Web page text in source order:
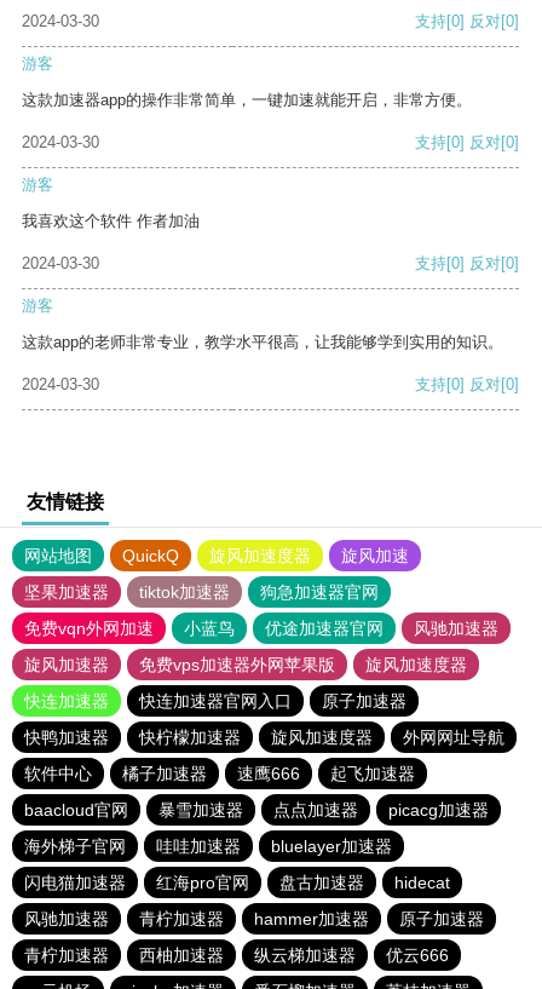
2024-03-30 支持[0] 反对[0]
游客
这款加速器app的操作非常简单，一键加速就能开启，非常方便。
2024-03-30 支持[0] 反对[0]
游客
我喜欢这个软件 作者加油
2024-03-30 支持[0] 反对[0]
游客
这款app的老师非常专业，教学水平很高，让我能够学到实用的知识。
2024-03-30 支持[0] 反对[0]
友情链接
网站地图 QuickQ 旋风加速度器
旋风加速
坚果加速器
tiktok加速器
狗急加速器官网
免费vqn外网加速
小蓝鸟 优途加速器官网
风驰加速器
旋风加速器
免费vps加速器外网苹果版
旋风加速度器
快连加速器
快连加速器官网入口
原子加速器
快鸭加速器
快柠檬加速器 旋风加速度器
外网网址导航
软件中心
橘子加速器 速鹰666
起飞加速器
baacloud官网
暴雪加速器 点点加速器
picacg加速器
海外梯子官网
哇哇加速器
bluelayer加速器
闪电猫加速器
红海pro官网 盘古加速器
hidecat
风驰加速器
青柠加速器 hammer加速器
原子加速器
青柠加速器
西柚加速器 纵云梯加速器
优云666